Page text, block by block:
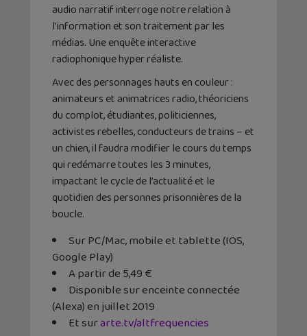
audio narratif interroge notre relation à
l’information et son traitement par les
médias. Une enquête interactive
radiophonique hyper réaliste.
Avec des personnages hauts en couleur :
animateurs et animatrices radio, théoriciens
du complot, étudiantes, politiciennes,
activistes rebelles, conducteurs de trains – et
un chien, il faudra modifier le cours du temps
qui redémarre toutes les 3 minutes,
impactant le cycle de l’actualité et le
quotidien des personnes prisonnières de la
boucle.
Sur PC/Mac, mobile et tablette (IOS,
Google Play)
A partir de 5,49 €
Disponible sur enceinte connectée
(Alexa) en juillet 2019
Et surarte.tv/altfrequencies